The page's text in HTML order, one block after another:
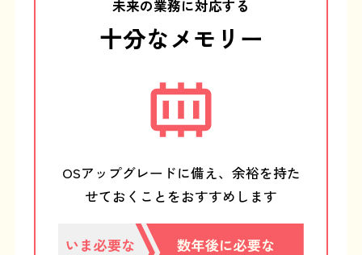
未来の業務に対応する
十分なメモリー
OSアップグレードに備え、 余裕を持た
せておくことをおすすめします